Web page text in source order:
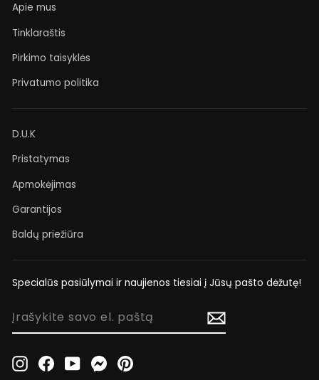
Apie mus
Tinklaraštis
Pirkimo taisyklės
Privatumo politika
D.U.K
Pristatymas
Apmokėjimas
Garantijos
Baldų priežiūra
Specialūs pasiūlymai ir naujienos tiesiai į Jūsų pašto dėžutę!
ĮRAŠYKITE
PAŠTĄInstagramFacebookYouTubeMessenger